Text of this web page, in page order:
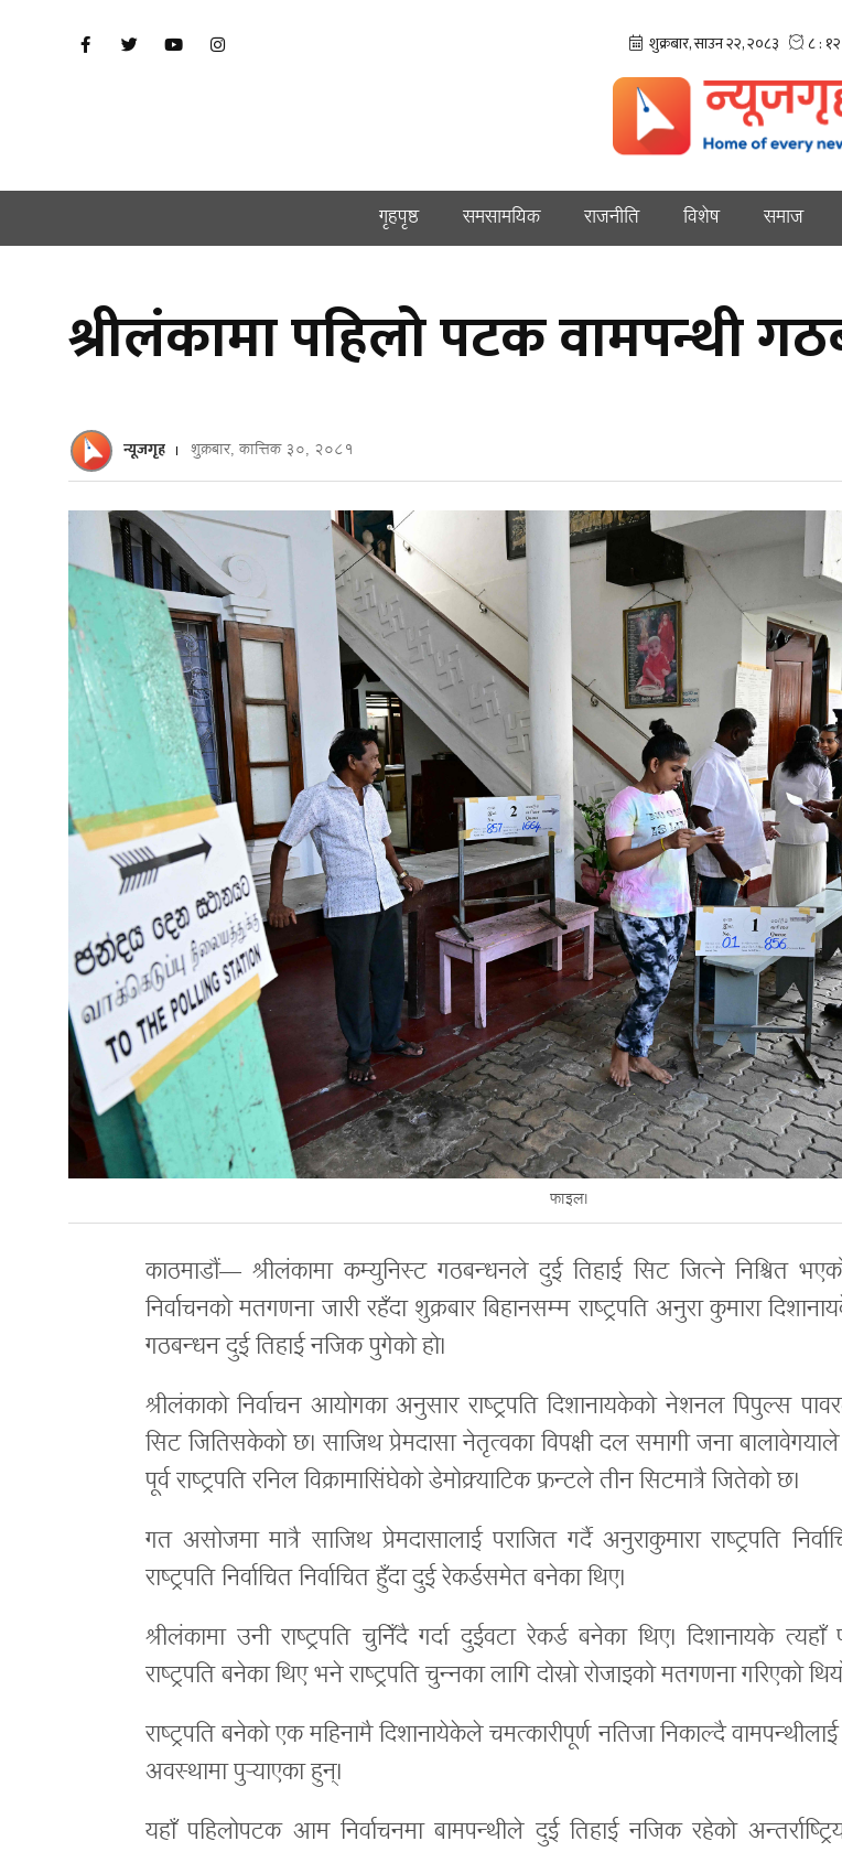
गृहपृष्ठ समसामयिक राजनीति विशेष समाज
श्रीलंकामा पहिलो पटक वामपन्थी
न्यूजगृह शुक्रबार, कात्तिक ३०, २०८१
फाइल।
काठमाडौं— श्रीलंकामा कम्युनिस्ट गठबन्धनले दुई तिहाई सिट जित्ने निश्चित
निर्वाचनको मतगणना जारी रहँदा शुक्रबार बिहानसम्म राष्ट्रपति अनुरा कुमारा
गठबन्धन दुई तिहाई नजिक पुगेको हो।
श्रीलंकाको निर्वाचन आयोगका अनुसार राष्ट्रपति दिशानायकेको नेशनल पिपुल्स
सिट जितिसकेको छ। साजिथ प्रेमदासा नेतृत्वका विपक्षी दल समागी जना
पूर्व राष्ट्रपति रनिल विक्रामासिंघेको डेमोक्र्याटिक फ्रन्टले तीन सिटमात्रै जितेको छ।
गत असोजमा मात्रै साजिथ प्रेमदासालाई पराजित गर्दै अनुराकुमारा राष्ट्रपति
राष्ट्रपति निर्वाचित निर्वाचित हुँदा दुई रेकर्डसमेत बनेका थिए।
श्रीलंकामा उनी राष्ट्रपति चुनिँदै गर्दा दुईवटा रेकर्ड बनेका थिए। दिशानायके
राष्ट्रपति बनेका थिए भने राष्ट्रपति चुन्नका लागि दोस्रो रोजाइको मतगणना गरिएको
राष्ट्रपति बनेको एक महिनामै दिशानायेकेले चमत्कारीपूर्ण नतिजा निकाल्दै
अवस्थामा पुर्‍याएका हुन्।
यहाँ पहिलोपटक आम निर्वाचनमा बामपन्थीले दुई तिहाई नजिक रहेको